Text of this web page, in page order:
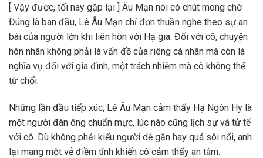
[ Vậy được, tối nay gặp lại ] Âu Mạn nói có chút mong chờ
Đúng là ban đầu, Lê Âu Mạn chỉ đơn thuần nghe theo sự an
bài của người lớn khi liên hôn với Hạ gia. Đối với cô, chuyện
hôn nhân không phải là vấn đề của riêng cá nhân mà còn là
nghĩa vụ đối với gia đình, một trách nhiệm mà cô không thể
từ chối.
Những lần đầu tiếp xúc, Lê Âu Mạn cảm thấy Hạ Ngôn Hy là
một người đàn ông chuẩn mực, lúc nào cũng lịch sự và tử tế
với cô. Dù không phải kiểu người dễ gần hay quá sôi nổi, anh
lại mang một vẻ điềm tĩnh khiến cô cảm thấy an tâm.